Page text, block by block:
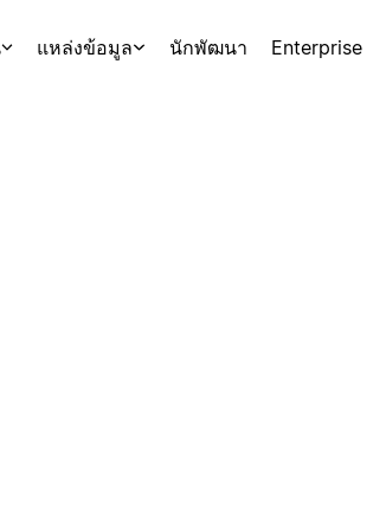
แหล่งข้อมูล นักพัฒนา Enterprise